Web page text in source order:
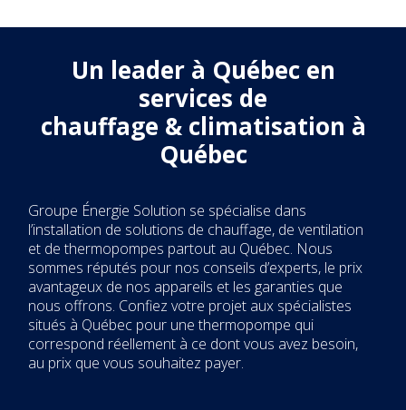
Un leader à Québec en
services de
chauffage & climatisation à
Québec
Groupe Énergie Solution se spécialise dans
l’installation de solutions de chauffage, de ventilation
et de thermopompes partout au Québec. Nous
sommes réputés pour nos conseils d’experts, le prix
avantageux de nos appareils et les garanties que
nous offrons. Confiez votre projet aux spécialistes
situés à Québec pour une thermopompe qui
correspond réellement à ce dont vous avez besoin,
au prix que vous souhaitez payer.